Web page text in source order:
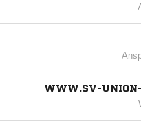
WWW.SV-UNION-